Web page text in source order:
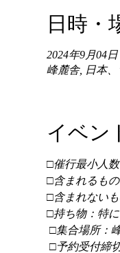
日時・
2024年9月04日
峰麓舎, 日本
イベン
□催行最小人数
□含まれるも
□含まれない
□持ち物：特
□集合場所：
□予約受付締